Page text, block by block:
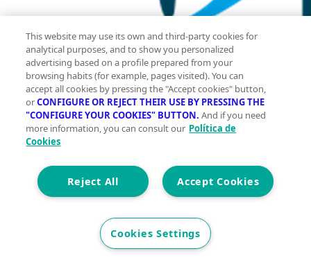
90 m2
3
1
This website may use its own and third-party cookies for
analytical purposes, and to show you personalized
advertising based on a profile prepared from your
browsing habits (for example, pages visited). You can
accept all cookies by pressing the "Accept cookies" button,
orCONFIGURE OR REJECT THEIR USE BY PRESSING THE
"CONFIGURE YOUR COOKIES" BUTTON. And if you need
more information, you can consult our Política de
Cookies
Accept Cookies
Reject All
Cookies Settings